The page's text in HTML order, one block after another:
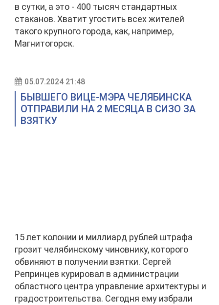
в сутки, а это - 400 тысяч стандартных
стаканов. Хватит угостить всех жителей
такого крупного города, как, например,
Магнитогорск.
05.07.2024 21:48
БЫВШЕГО ВИЦЕ-МЭРА ЧЕЛЯБИНСКА
ОТПРАВИЛИ НА 2 МЕСЯЦА В СИЗО ЗА
ВЗЯТКУ
15 лет колонии и миллиард рублей штрафа
грозит челябинскому чиновнику, которого
обвиняют в получении взятки. Сергей
Репринцев курировал в администрации
областного центра управление архитектуры и
градостроительства. Сегодня ему избрали